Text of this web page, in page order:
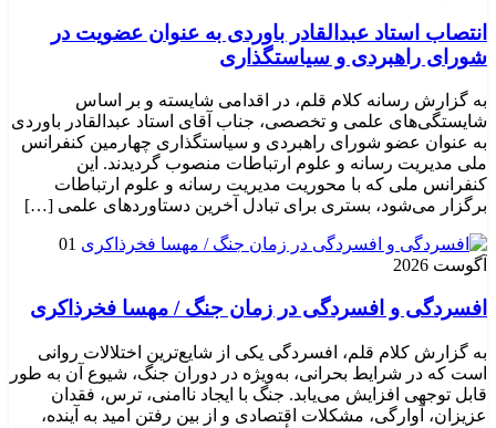
انتصاب استاد عبدالقادر باوردی به عنوان عضویت در
شورای راهبردی و سیاستگذاری
به گزارش رسانه کلام قلم، در اقدامی شایسته و بر اساس
شایستگی‌های علمی و تخصصی، جناب آقای استاد عبدالقادر باوردی
به عنوان عضو شورای راهبردی و سیاستگذاری چهارمین کنفرانس
ملی مدیریت رسانه و علوم ارتباطات منصوب گردیدند. این
کنفرانس ملی که با محوریت مدیریت رسانه و علوم ارتباطات
برگزار می‌شود، بستری برای تبادل آخرین دستاوردهای علمی […]
01
آگوست 2026
افسردگی و افسردگی در زمان جنگ / مهسا فخرذاکری
به گزارش کلام قلم، افسردگی یکی از شایع‌ترین اختلالات روانی
است که در شرایط بحرانی، به‌ویژه در دوران جنگ، شیوع آن به طور
قابل توجهی افزایش می‌یابد. جنگ با ایجاد ناامنی، ترس، فقدان
عزیزان، آوارگی، مشکلات اقتصادی و از بین رفتن امید به آینده،